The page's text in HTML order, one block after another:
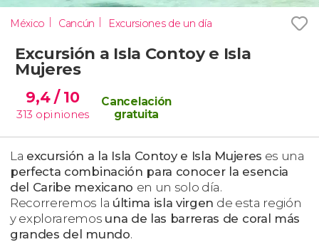
México Cancún Excursiones de un día
Excursión a Isla Contoy e Isla
Mujeres
9,4/ 10
313 opiniones
Cancelación
gratuita
La excursión a la Isla Contoy e Isla Mujeres es una
perfecta combinación para conocer la esencia
del Caribe mexicano en un solo día.
Recorreremos la última isla virgen de esta región
y exploraremos una de las barreras de coral más
grandes del mundo.